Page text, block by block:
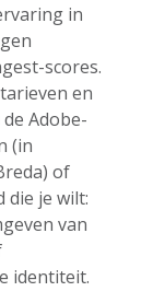
in
scores.
en
Adobe-
(in
of
die je wilt:
van
identiteit.